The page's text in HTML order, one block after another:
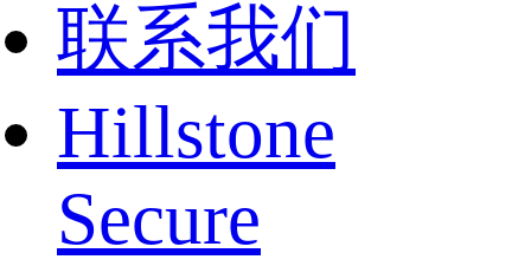
联系我们
Hillstone
Secure